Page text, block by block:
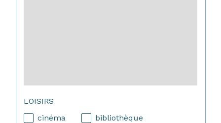
LOISIRS
cinéma
bibliothèque